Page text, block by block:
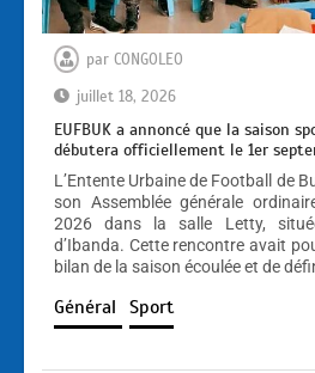
par CONGOLEO
juillet 18, 2026
EUFBUK a annoncé que la saison
débutera officiellement le 1er
L’Entente Urbaine de Football de
son Assemblée générale
2026 dans la salle Letty,
d’Ibanda. Cette rencontre avait
bilan de la saison écoulée et de
Général Sport